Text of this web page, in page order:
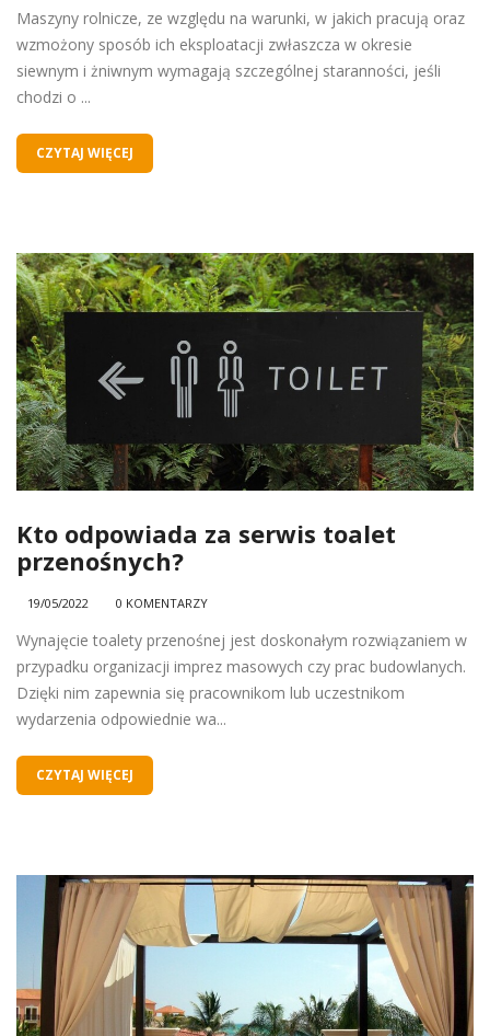
Maszyny rolnicze, ze względu na warunki, w jakich pracują oraz
wzmożony sposób ich eksploatacji zwłaszcza w okresie
siewnym i żniwnym wymagają szczególnej staranności, jeśli
chodzi o ...
CZYTAJ WIĘCEJ
Kto odpowiada za serwis toalet
przenośnych?
19/05/2022 0 KOMENTARZY
Wynajęcie toalety przenośnej jest doskonałym rozwiązaniem w
przypadku organizacji imprez masowych czy prac budowlanych.
Dzięki nim zapewnia się pracownikom lub uczestnikom
wydarzenia odpowiednie wa...
CZYTAJ WIĘCEJ